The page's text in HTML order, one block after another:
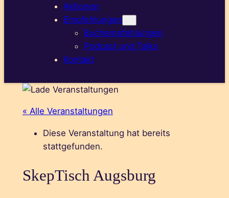
Aktionen
Empfehlungen
Buchempfehlungen
Podcast und Talks
Kontakt
« Alle Veranstaltungen
Diese Veranstaltung hat bereits
stattgefunden.
SkepTisch Augsburg